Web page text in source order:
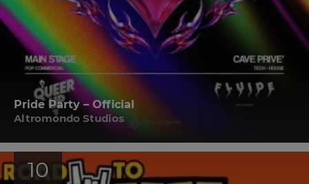
Pride Party – Official
Altromondo Studios
10